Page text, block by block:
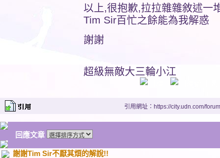
以上,很抱歉,拉拉雜雜敘述一
Tim Sir百忙之餘能為我解惑
謝謝
超級無敵大三輪小江
引用網址：https://city.udn.com/
回應文章
謝謝Tim Sir不厭其煩的解說!!